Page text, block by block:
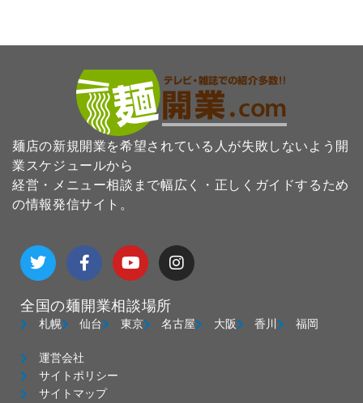
麺店の新規開業を希望されている人が失敗しないよう開
業スケジュールから
経営・メニュー相談まで幅広く・正しくガイドするため
の情報発信サイト。
T
w
i
t
e
F
a
c
b
o
k
-
f
Y
o
u
u
b
I
n
s
g
全国の麺開業相談場所
札幌 仙台 東京 名古屋 大阪 香川 福岡
運営会社
サイトポリシー
サイトマップ